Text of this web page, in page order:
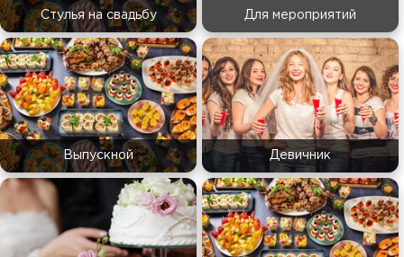
Стулья на свадьбу Для мероприятий
Выпускной Девичник